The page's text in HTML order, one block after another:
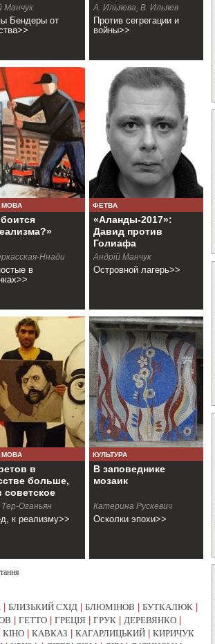
Манчук
Бендеры от
А. Ильяева, В. Ильяев
Против сегрегации и
войны>>
МОВА
Ннади
в
ФЕТВА
«Аланды-2017»:
Давид против
Голиафа
Андрій Манчук
Островной лагерь>>
МОВА
в
больше,
советское
Оганьян
к реализму>>
КУЛЬТУРА
В заповеднике
мозаик
Катерина Рускевич
Осколки эпохи>>
БЛИЗЬКИЙ СХІД БЛЮМІНОВ БУТКАЛЮК
ГЕТТО ГРЕЦІЯ ГРУК ДЕРЕВЯНКО
КІНО КАВКАЗ КАГАРЛИЦЬКИЙ
КИРИЧУК